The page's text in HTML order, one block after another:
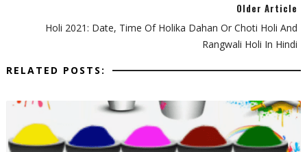
Older Article
Holi 2021: Date, Time Of Holika Dahan Or Choti Holi And
Rangwali Holi In Hindi
RELATED POSTS: